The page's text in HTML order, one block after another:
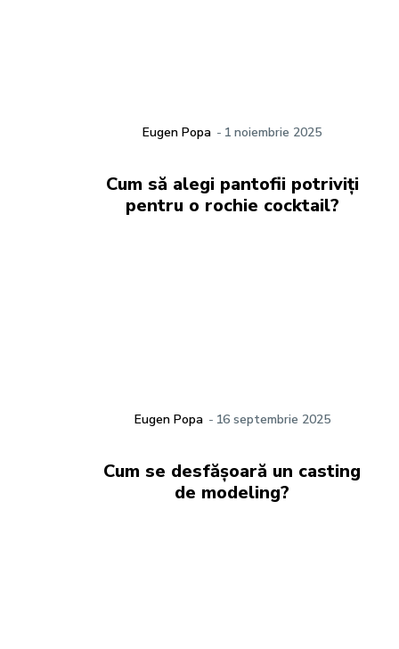
Eugen Popa - 1 noiembrie 2025
Cum să alegi pantofii potriviți
pentru o rochie cocktail?
Eugen Popa - 16 septembrie 2025
Cum se desfășoară un casting
de modeling?